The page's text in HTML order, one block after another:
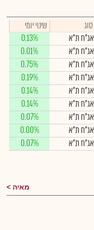
סוג
שינוי יומי
אג"ח ת"א
0.13%
אג"ח ת"א
0.01%
אג"ח ת"א
0.75%
אג"ח ת"א
0.19%
אג"ח ת"א
0.14%
אג"ח ת"א
0.14%
אג"ח ת"א
0.07%
אג"ח ת"א
0.00%
אג"ח ת"א 0.07%
מאיה